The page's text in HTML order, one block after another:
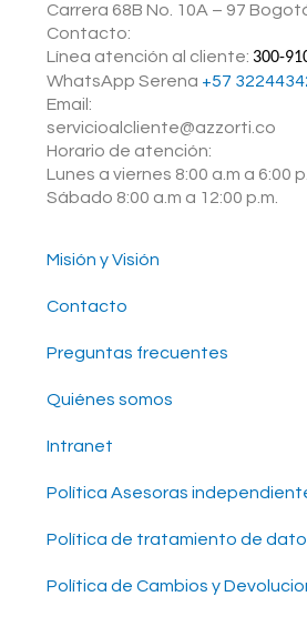
Carrera 68B No. 10A – 97
Contacto:
Línea atención al cliente: 300-
WhatsApp Serena ‪ +57
Email:
servicioalcliente@azzorti.co
Horario de atención:
Lunes a viernes 8:00 a.m a 6:00
Sábado 8:00 a.m a 12:00 p.m.
Misión y Visión
Contacto
Preguntas frecuentes
Quiénes somos
Intranet
Política Asesoras
Política de tratamiento de
Política de Cambios y